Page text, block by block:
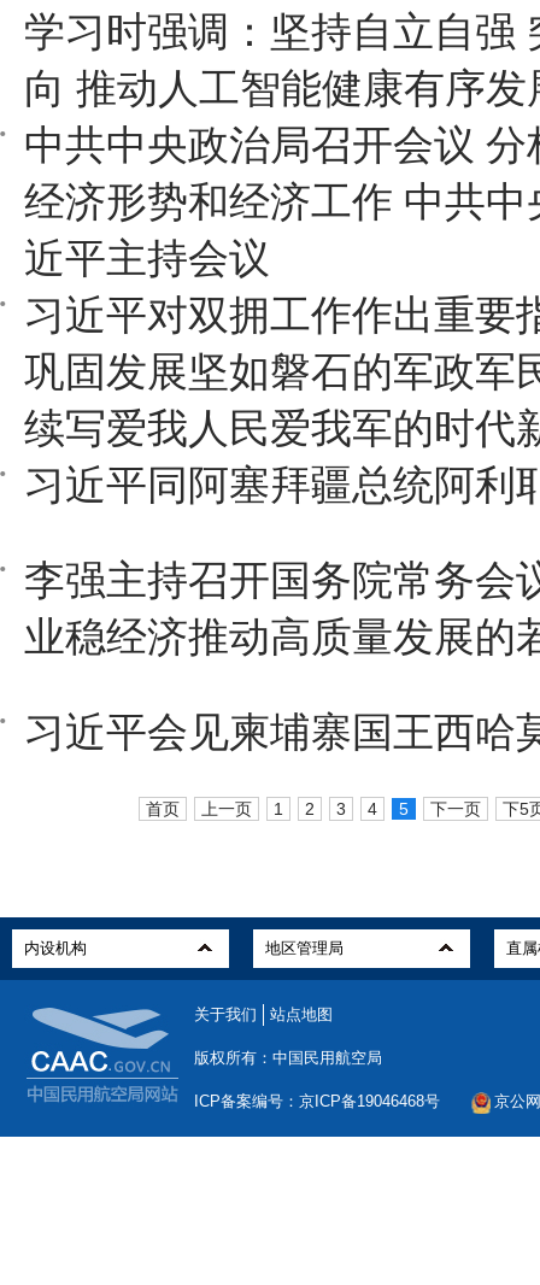
学习时强调：坚持自立自强
向 推动人工智能健康有序发
中共中央政治局召开会议
经济形势和经济工作 中共中
近平主持会议
习近平对双拥工作作出重要
巩固发展坚如磐石的军政军
续写爱我人民爱我军的时代
习近平同阿塞拜疆总统阿利
李强主持召开国务院常务会
业稳经济推动高质量发展的
习近平会见柬埔寨国王西哈
首页 上一页 1 2 3 4 5 下一页 下5
关于我们 站点地图
版权所有：中国民用航空局
ICP备案编号：京ICP备19046468号 京公